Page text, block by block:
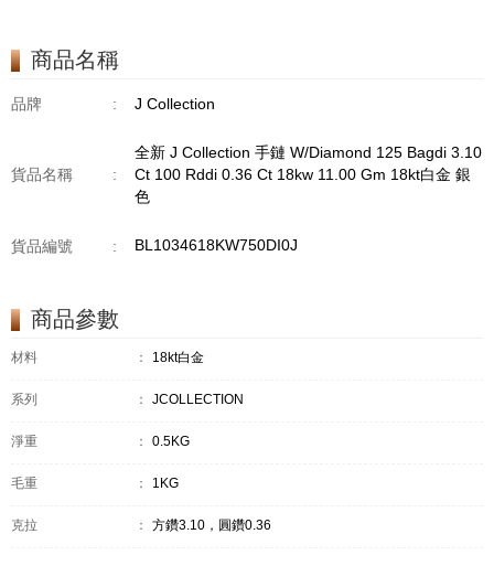
商品名稱
品牌 : J Collection
貨品名稱 :
全新 J Collection 手鏈 W/Diamond 125 Bagdi 3.10
Ct 100 Rddi 0.36 Ct 18kw 11.00 Gm 18kt白金 銀
色
貨品編號 : BL1034618KW750DI0J
商品參數
材料 ： 18kt白金
系列 ： JCOLLECTION
淨重 ： 0.5KG
毛重 ： 1KG
克拉 ： 方鑽3.10，圓鑽0.36